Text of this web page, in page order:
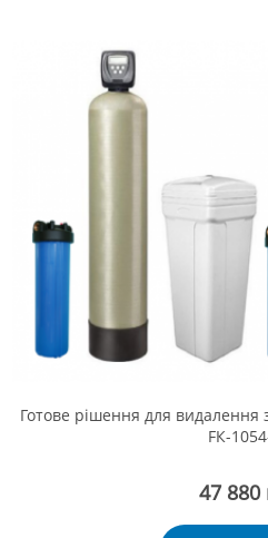
Готове рішення для видалення
FК-
47 880